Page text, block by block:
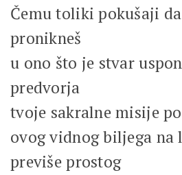
Čemu toliki pokušaji
pronikneš
u ono što je stvar
predvorja
tvoje sakralne misije
ovog vidnog biljega
previše prostog